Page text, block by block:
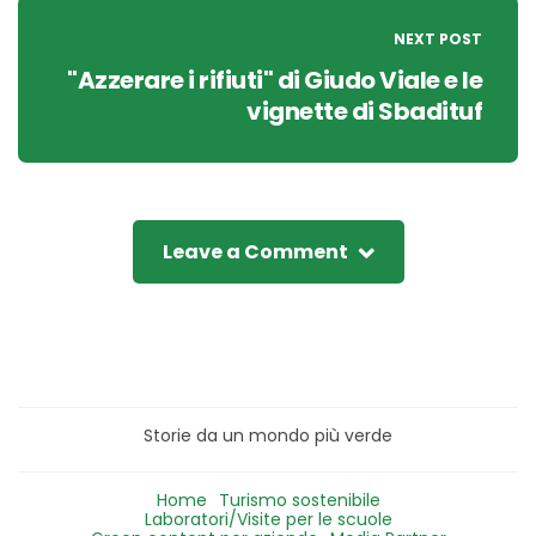
NEXT POST
"Azzerare i rifiuti" di Giudo Viale e le
vignette di Sbadituf
Leave a Comment
Storie da un mondo più verde
Home Turismo sostenibile
Laboratori/Visite per le scuole